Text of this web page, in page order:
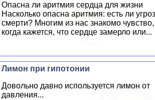
Опасна ли аритмия сердца для жизни
Насколько опасна аритмия: есть ли
cмepти? Многим из нас знакомо чувство,
когда кажется, что сердце замерло или...
Лимон при гипотонии
Довольно давно используется лимон от
давления...